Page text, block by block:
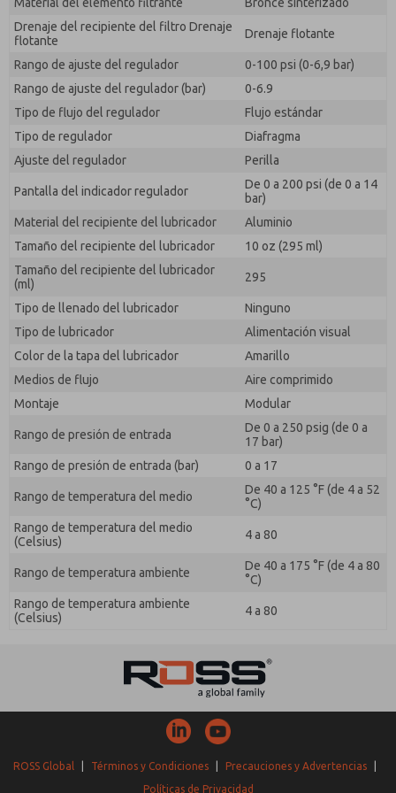
Drenaje del recipiente del filtro Drenaje
flotante
Drenaje flotante
Rango de ajuste del regulador
0-100 psi (0-6,9 bar)
Rango de ajuste del regulador (bar)
0-6.9
Tipo de flujo del regulador
Flujo estándar
Tipo de regulador
Diafragma
Ajuste del regulador
Perilla
Pantalla del indicador regulador
De 0 a 200 psi (de 0 a 14
bar)
Material del recipiente del lubricador
Aluminio
Tamaño del recipiente del lubricador
10 oz (295 ml)
Tamaño del recipiente del lubricador
(ml)
295
Tipo de llenado del lubricador
Ninguno
Tipo de lubricador
Alimentación visual
Color de la tapa del lubricador
Amarillo
Medios de flujo
Aire comprimido
Montaje
Modular
Rango de presión de entrada
De 0 a 250 psig (de 0 a
17 bar)
Rango de presión de entrada (bar)
0 a 17
Rango de temperatura del medio
De 40 a 125 °F (de 4 a 52
°C)
Rango de temperatura del medio
(Celsius)
4 a 80
Rango de temperatura ambiente
De 40 a 175 °F (de 4 a 80
°C)
Rango de temperatura ambiente
(Celsius)
4 a 80
ROSS Global Términos y Condiciones Precauciones y Advertencias
Políticas de Privacidad